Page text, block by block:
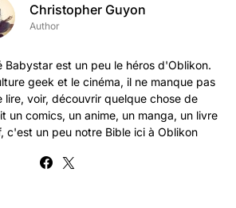
Christopher Guyon
Author
Babystar est un peu le héros d'Oblikon.
geek et le cinéma, il ne manque pas
lire, voir, découvrir quelque chose de
un comics, un anime, un manga, un livre
c'est un peu notre Bible ici à Oblikon